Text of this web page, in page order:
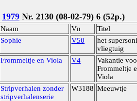
1979 Nr. 2130 (08-02-79) 6 (52p.)
Naam Vn
Titel
Sophie V50
het
vliegtuig
Frommeltje en Viola V4
Vakantie
Frommeltje
Viola
Stripverhalen zonder
stripverhalenserie
W3188 Meeuwtje